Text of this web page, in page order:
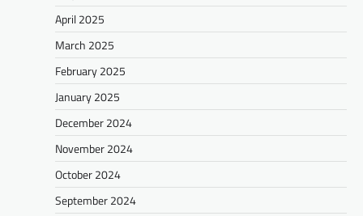
April 2025
March 2025
February 2025
January 2025
December 2024
November 2024
October 2024
September 2024